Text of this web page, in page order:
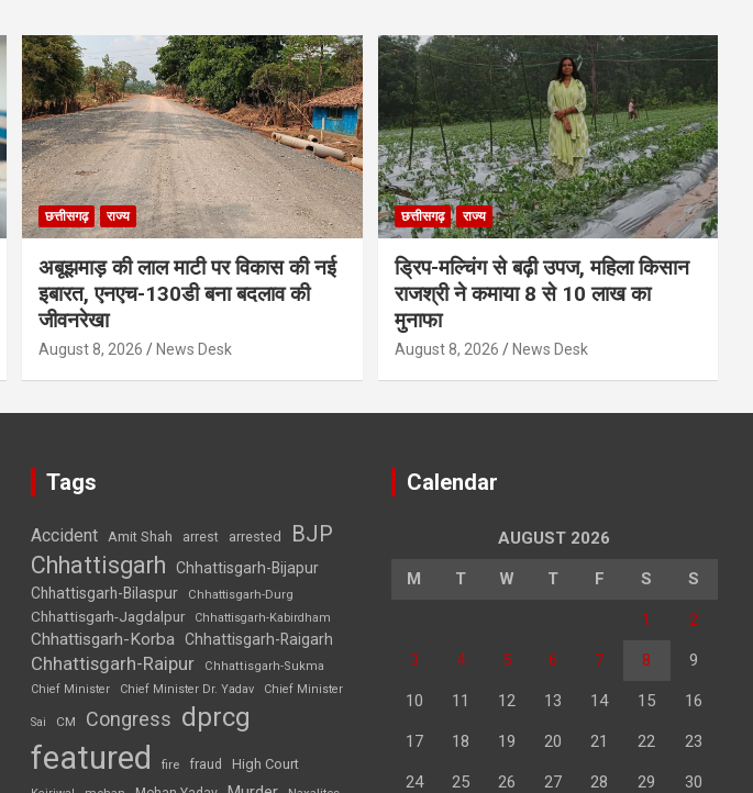
छत्तीसगढ़ राज्य
अबूझमाड़ की लाल माटी पर विकास की नई
इबारत, एनएच-130डी बना बदलाव की
जीवनरेखा
August 8, 2026 News Desk
छत्तीसगढ़ राज्य
ड्रिप-मल्चिंग से बढ़ी उपज, महिला किसान
राजश्री ने कमाया 8 से 10 लाख का
मुनाफा
August 8, 2026 News Desk
Tags
Accident Amit Shah arrest arrested BJP
Chhattisgarh
Chhattisgarh-Bijapur
Chhattisgarh-Bilaspur
Chhattisgarh-Durg
Chhattisgarh-Jagdalpur Chhattisgarh-Kabirdham
Chhattisgarh-Korba Chhattisgarh-Raigarh
Chhattisgarh-Raipur
Chhattisgarh-Sukma
Chief Minister
Chief Minister Dr. Yadav Chief Minister
Sai CM Congress dprcg
featured fire fraud High Court
Calendar
AUGUST 2026
M T W T F S S
1 2
3 4 5 6 7 8 9
10 11 12 13 14 15 16
17 18 19 20 21 22 23
24 25 26 27 28 29 30